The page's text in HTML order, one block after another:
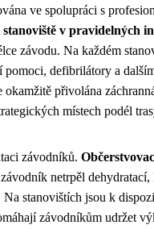
ve spolupráci s
v pravidelných
závodu. Na každém
defibrilátory a
přivolána
místech podél
závodníků.
netrpěl
stanovištích jsou k
závodníkům udržet